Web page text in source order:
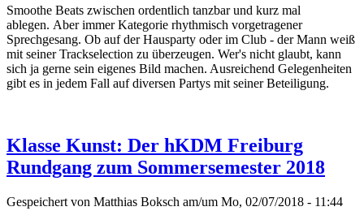
Smoothe Beats zwischen ordentlich tanzbar und kurz mal
ablegen. Aber immer Kategorie rhythmisch vorgetragener
Sprechgesang. Ob auf der Hausparty oder im Club - der Mann weiß
mit seiner Trackselection zu überzeugen. Wer's nicht glaubt, kann
sich ja gerne sein eigenes Bild machen. Ausreichend Gelegenheiten
gibt es in jedem Fall auf diversen Partys mit seiner Beteiligung.
Klasse Kunst: Der hKDM Freiburg
Rundgang zum Sommersemester 2018
Gespeichert von Matthias Boksch am/um Mo, 02/07/2018 - 11:44